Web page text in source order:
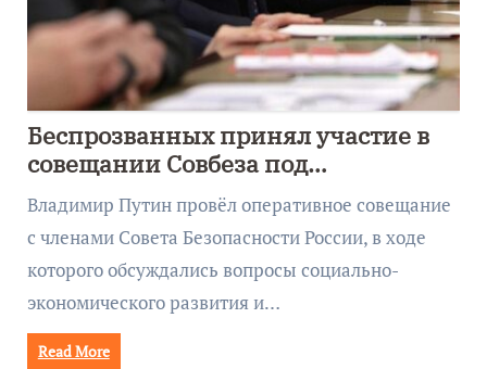
Беспрозванных принял участие в
совещании Совбеза под
руководством Путина
Владимир Путин провёл оперативное совещание
с членами Совета Безопасности России, в ходе
которого обсуждались вопросы социально-
экономического развития и…
Read More